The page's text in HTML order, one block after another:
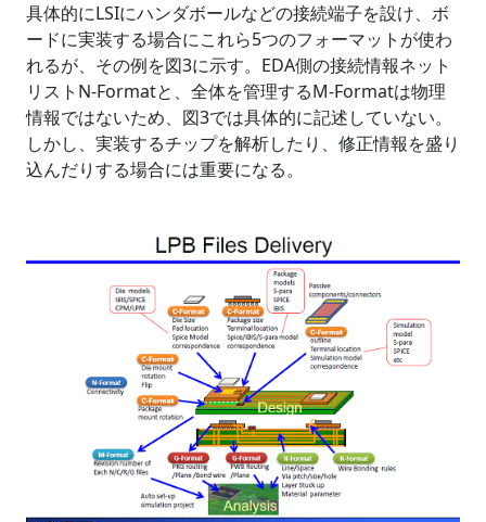
具体的にLSIにハンダボールなどの接続端子を設け、ボ
ードに実装する場合にこれら5つのフォーマットが使わ
れるが、その例を図3に示す。EDA側の接続情報ネット
リストN-Formatと、全体を管理するM-Formatは物理
情報ではないため、図3では具体的に記述していない。
しかし、実装するチップを解析したり、修正情報を盛り
込んだりする場合には重要になる。